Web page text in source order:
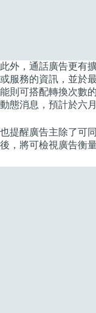
此外，通話廣告更有
或服務的資訊，並於
能則可搭配轉換次數
動態消息，預計於六
也提醒廣告主除了可
後，將可檢視廣告衡